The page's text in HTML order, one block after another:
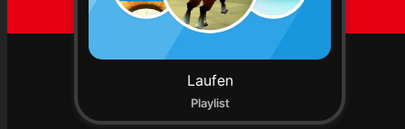
Laufen
Playlist